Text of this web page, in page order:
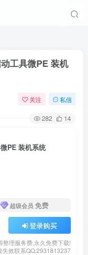
工具微PE 装机
关注 私信
282 14
PE 装机系统
超级会员 免费
登录购买
整理服务费,永久免费下载!
失效联系QQ:2931813237